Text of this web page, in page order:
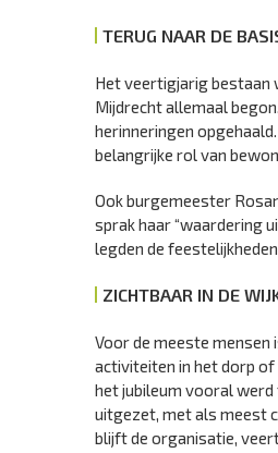
TERUG NAAR DE
Het veertigjarig bestaan
Mijdrecht allemaal
herinneringen
belangrijke rol van
Ook burgemeester
sprak haar “waardering
legden de
ZICHTBAAR IN DE
Voor de meeste
activiteiten in het dorp of
het jubileum vooral
uitgezet, met als meest
blijft de organisatie,